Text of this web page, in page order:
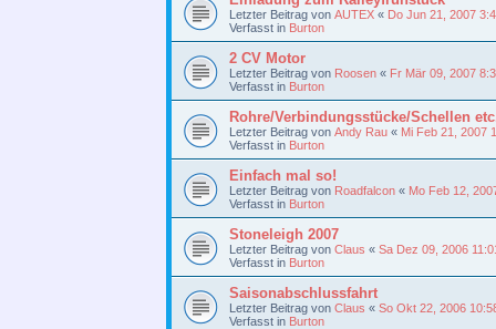
Letzter Beitrag von AUTEX « Do Jun 21, 2007
Verfasst in Burton
2 CV Motor
Letzter Beitrag von Roosen « Fr Mär 09, 2007
Verfasst in Burton
Rohre/Verbindungsstücke/Schellen
Letzter Beitrag von Andy Rau « Mi Feb 21, 2007
Verfasst in Burton
Einfach mal so!
Letzter Beitrag von Roadfalcon « Mo Feb 12,
Verfasst in Burton
Stoneleigh 2007
Letzter Beitrag von Claus « Sa Dez 09, 2006
Verfasst in Burton
Saisonabschlussfahrt
Letzter Beitrag von Claus « So Okt 22, 2006
Verfasst in Burton